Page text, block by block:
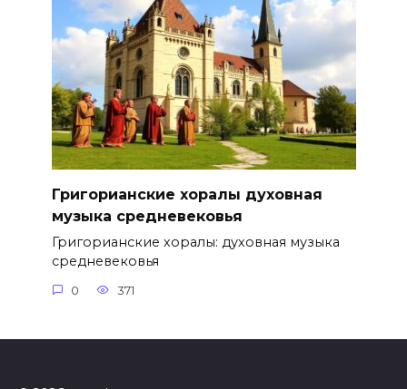
Григорианские хоралы духовная
музыка средневековья
Григорианские хоралы: духовная музыка
средневековья
0 371